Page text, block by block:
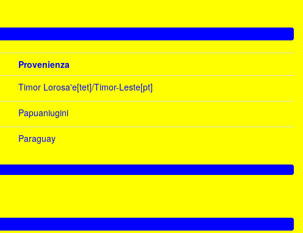
Provenienza
Timor Lorosa'e[tet]/Timor-Leste[pt]
Papuaniugini
Paraguay